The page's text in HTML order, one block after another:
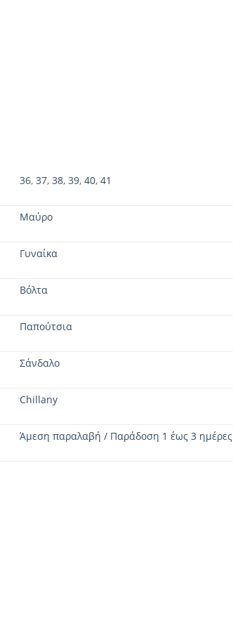
36,37,38,39,40,41
Μαύρο
Γυναίκα
Βόλτα
Παπούτσια
Σάνδαλο
Chillany
Άμεση παραλαβή / Παράδοση 1 έως 3 ημέρες